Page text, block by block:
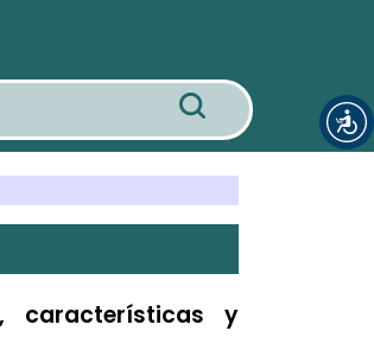
características y